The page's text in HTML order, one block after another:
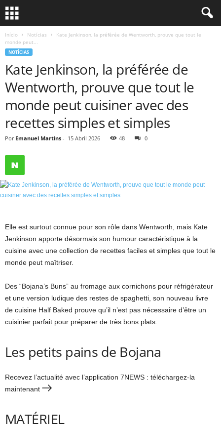
Início Notícias
Kate Jenkinson, la préférée de Wentworth, prouve que tout le
monde peut...
NOTÍCIAS
Kate Jenkinson, la préférée de
Wentworth, prouve que tout le
monde peut cuisiner avec des
recettes simples et simples
Por Emanuel Martins - 15 Abril 2026 48 0
Elle est surtout connue pour son rôle dans Wentworth, mais Kate
Jenkinson apporte désormais son humour caractéristique à la
cuisine avec une collection de recettes faciles et simples que tout le
monde peut maîtriser.
Des “Bojana’s Buns” au fromage aux cornichons pour réfrigérateur
et une version ludique des restes de spaghetti, son nouveau livre
de cuisine Half Baked prouve qu’il n’est pas nécessaire d’être un
cuisinier parfait pour préparer de très bons plats.
Les petits pains de Bojana
Recevez l’actualité avec l’application 7NEWS : téléchargez-la
maintenant
MATÉRIEL